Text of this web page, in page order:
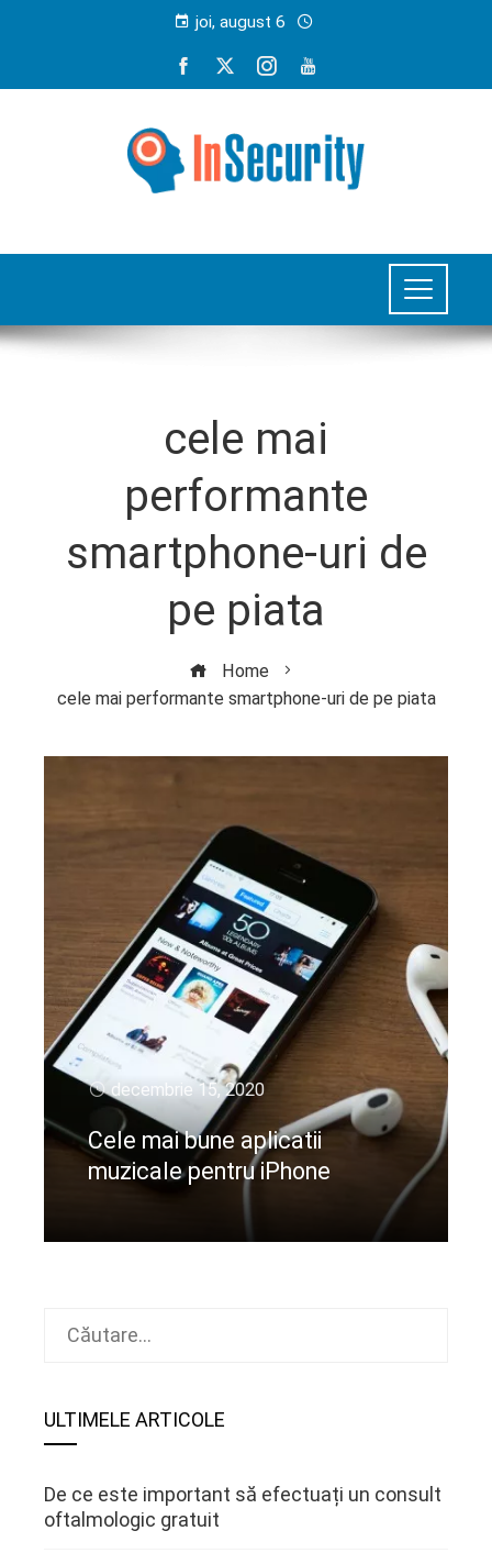
joi, august 6
cele mai
performante
smartphone-uri de
pe piata
Home
cele mai performante smartphone-uri de pe piata
decembrie 15, 2020
Cele mai bune aplicatii
muzicale pentru iPhone
CIteste mai departe
Caută
ULTIMELE ARTICOLE
De ce este important să efectuați un consult
oftalmologic gratuit